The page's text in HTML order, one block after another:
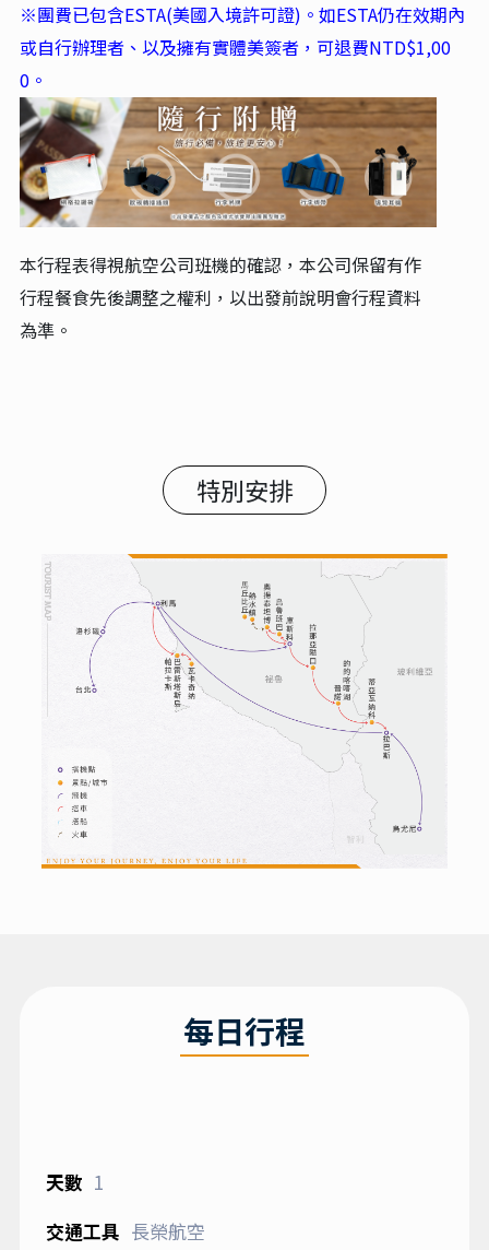
※團費已包含ESTA(美國入境許可證)。如ESTA仍在效期內
或自行辦理者、以及擁有實體美簽者，可退費NTD$1,00
0。
本行程表得視航空公司班機的確認，本公司保留有作
行程餐食先後調整之權利，以出發前說明會行程資料
為準。
特別安排
每日行程
1
長榮航空